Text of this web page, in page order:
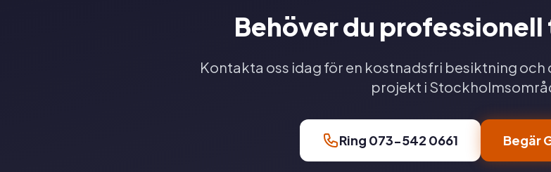
Behöver du
Kontakta oss idag för en kostnadsfri besiktning
projekt i
Ring 073-542 0661 Begär